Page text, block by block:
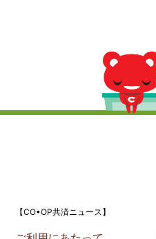
【CO•OP共済ニュース】